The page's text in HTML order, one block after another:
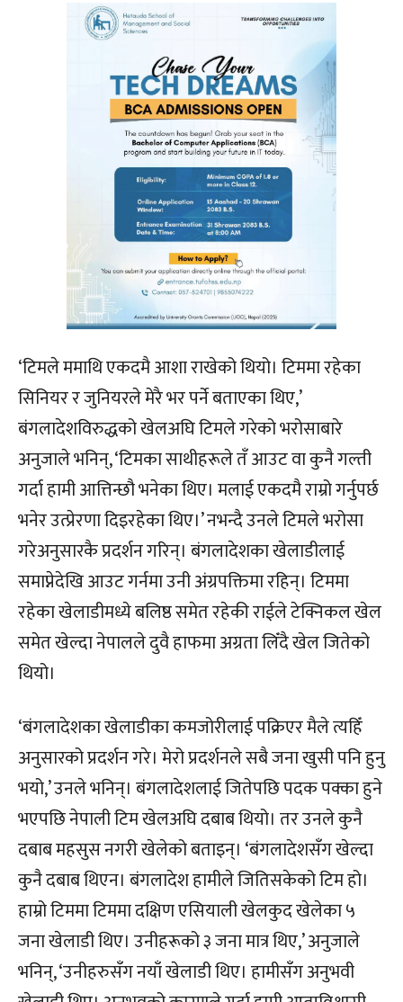
‘टिमले ममाथि एकदमै आशा राखेको थियो। टिममा रहेका
सिनियर र जुनियरले मेरै भर पर्ने बताएका थिए,’
बंगलादेशविरुद्धको खेलअघि टिमले गरेको भरोसाबारे
अनुजाले भनिन्, ‘टिमका साथीहरूले तँ आउट वा कुनै गल्ती
गर्दा हामी आत्तिन्छौ भनेका थिए। मलाई एकदमै राम्रो गर्नुपर्छ
भनेर उत्प्रेरणा दिइरहेका थिए।’ नभन्दै उनले टिमले भरोसा
गरेअनुसारकै प्रदर्शन गरिन्। बंगलादेशका खेलाडीलाई
समाप्नेदेखि आउट गर्नमा उनी अंग्रपक्तिमा रहिन्। टिममा
रहेका खेलाडीमध्ये बलिष्ठ समेत रहेकी राईले टेक्निकल खेल
समेत खेल्दा नेपालले दुवै हाफमा अग्रता लिँदै खेल जितेको
थियो।
‘बंगलादेशका खेलाडीका कमजोरीलाई पक्रिएर मैले त्यहिँ
अनुसारको प्रदर्शन गरे। मेरो प्रदर्शनले सबै जना खुसी पनि हुनु
भयो,’ उनले भनिन्। बंगलादेशलाई जितेपछि पदक पक्का हुने
भएपछि नेपाली टिम खेलअघि दबाब थियो। तर उनले कुनै
दबाब महसुस नगरी खेलेको बताइन्। ‘बंगलादेशसँग खेल्दा
कुनै दबाब थिएन। बंगलादेश हामीले जितिसकेको टिम हो।
हाम्रो टिममा टिममा दक्षिण एसियाली खेलकुद खेलेका ५
जना खेलाडी थिए। उनीहरूको ३ जना मात्र थिए,’ अनुजाले
भनिन्, ‘उनीहरुसँग नयाँ खेलाडी थिए। हामीसँग अनुभवी